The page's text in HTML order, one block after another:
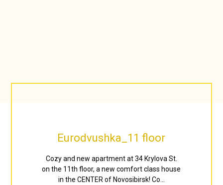
Eurodvushka_11 floor
Cozy and new apartment at 34 Krylova St.
on the 11th floor, a new comfort class house
in the CENTER of Novosibirsk! Co...